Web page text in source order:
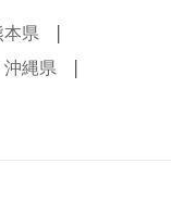
本県
沖縄県